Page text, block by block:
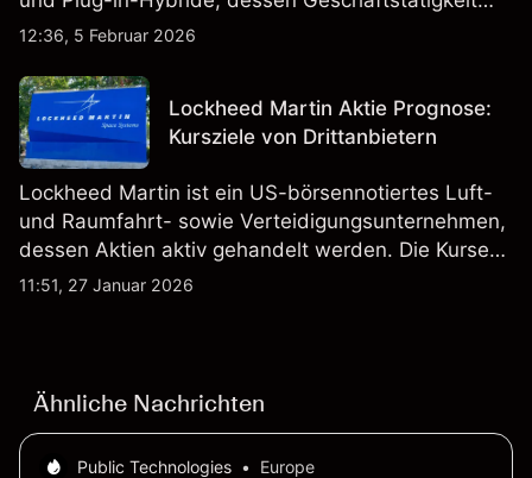
Fahrzeugproduktion, Batterien und verwandte
Märkten umfasst.
12:36, 5 Februar 2026
Lockheed Martin Aktie Prognose:
Kursziele von Drittanbietern
Lockheed Martin ist ein US-börsennotiertes Luft-
und Raumfahrt- sowie Verteidigungsunternehmen,
dessen Aktien aktiv gehandelt werden. Die Kurse
werden von Unternehmensergebnissen,
11:51, 27 Januar 2026
Ähnliche Nachrichten
Public Technologies •
Europe